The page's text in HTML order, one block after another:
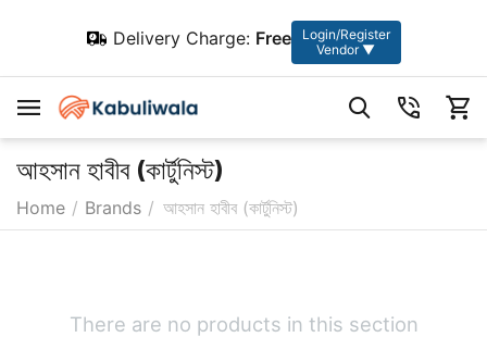
Delivery Charge: Free
Login/Register
Vendor ▼
আহসান হাবীব (কার্টুনিস্ট)
Home / Brands / আহসান হাবীব (কার্টুনিস্ট)
There are no products in this section